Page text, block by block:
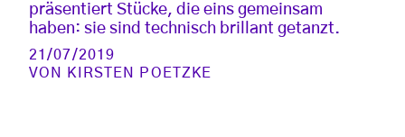
präsentiert Stücke, die eins gemeinsam
haben: sie sind technisch brillant getanzt.
21/07/2019
VON
KIRSTEN POETZKE